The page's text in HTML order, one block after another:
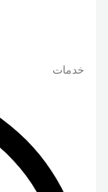
خدمات